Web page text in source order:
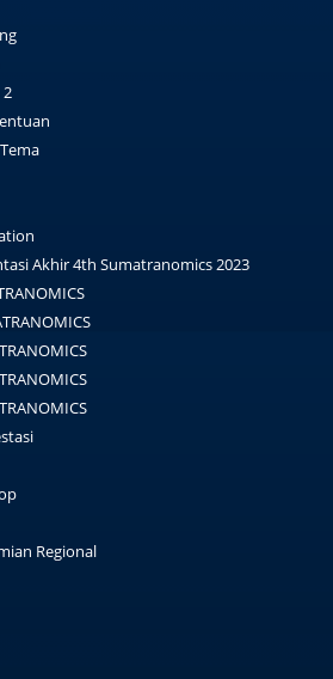
Akhir 4th Sumatranomics 2023
Regional